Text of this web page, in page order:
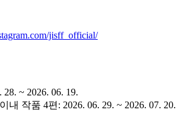
jisff_official/
28. ~ 2026. 06. 19.
내 작품 4편 : 2026. 06. 29. ~ 2026. 07. 20.